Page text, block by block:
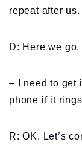
repeat after
D: Here we go.
– I need to get
phone if it
R: OK. Let’s